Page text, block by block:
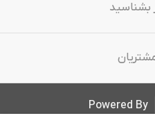
بشناسید
Powered By